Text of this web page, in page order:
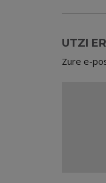
UTZI
Zure e-